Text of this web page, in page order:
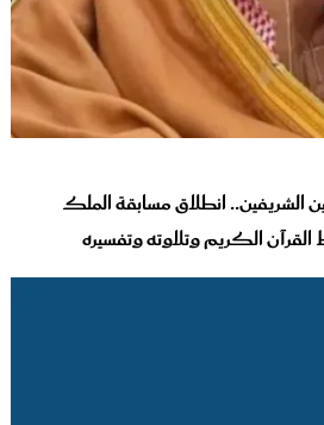
الشريفين.. انطلاق مسابقة الملك
القرآن الكريم وتلاوته وتفسيره